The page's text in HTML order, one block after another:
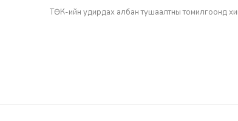
ТӨК-ийн удирдах албан тушаалтны томилгоонд